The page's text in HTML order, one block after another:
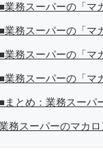
／地球の歩き方ほか。
■業務スーパーの「マ
■業務スーパーの「マ
■業務スーパーの「マ
■業務スーパーの「マ
■まとめ：業務スーパ
務スーパーのマカ